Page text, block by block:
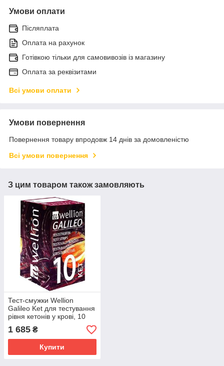
Умови оплати
Післяплата
Оплата на рахунок
Готівкою тільки для самовивозів із магазину
Оплата за реквізитами
Всі умови оплати
Умови повернення
Повернення товару впродовж 14 днів за домовленістю
Всі умови повернення
З цим товаром також замовляють
Тест-смужки Wellion
Galileo Ket для тестування
рівня кетонів у крові, 10
штук
1 685 ₴
Купити